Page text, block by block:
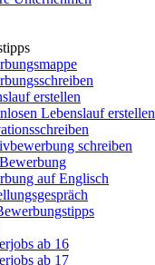
erstellen
Lebenslauf erstellen
schreiben
auf Englisch
ab 16
ab 17